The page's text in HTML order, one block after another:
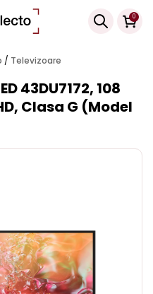
0
Products
search
/ Televizoare
43DU7172, 108
Clasa G (Model